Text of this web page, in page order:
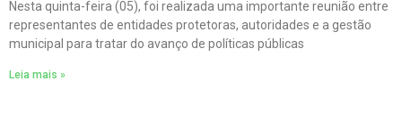
Nesta quinta-feira (05), foi realizada uma importante reunião entre
representantes de entidades protetoras, autoridades e a gestão
municipal para tratar do avanço de políticas públicas
Leia mais »